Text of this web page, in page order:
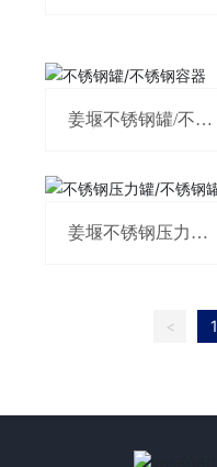
姜堰不锈钢罐/不锈
姜堰不锈钢压力罐/
<
1